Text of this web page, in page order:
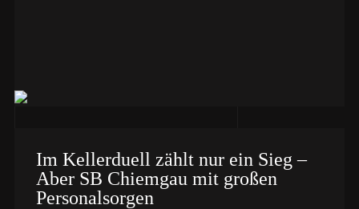
Im Kellerduell zählt nur ein Sieg –
Aber SB Chiemgau mit großen
Personalsorgen